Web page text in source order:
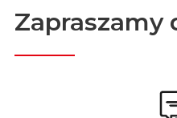
Zapraszamy